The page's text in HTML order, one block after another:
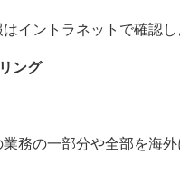
はイントラネットで確認し
ング
務の一部分や全部を海